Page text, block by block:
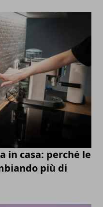
in casa: perché le
più di